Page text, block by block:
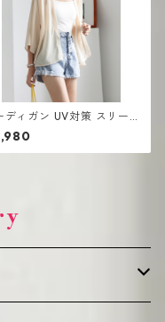
ディガン UV対策 スリー
ョート丈 アウター ホワイ
ショール 薄手